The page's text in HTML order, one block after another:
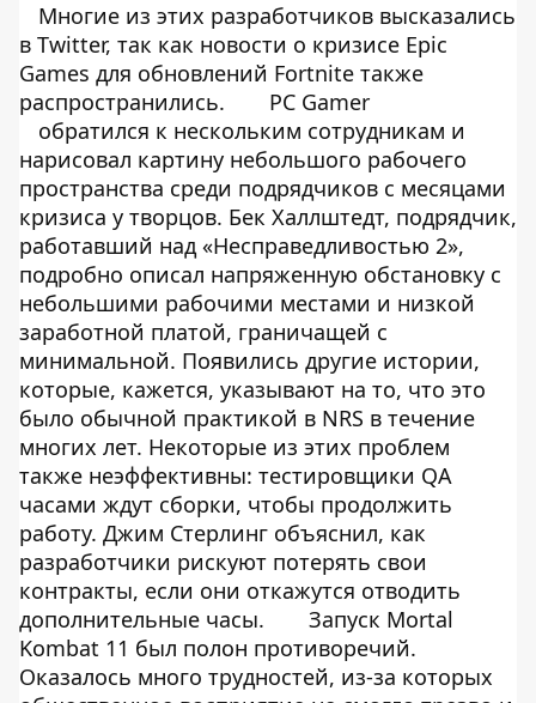
Многие из этих разработчиков высказались
в Twitter, так как новости о кризисе Epic
Games для обновлений Fortnite также
распространились.
PC Gamer
обратился к нескольким сотрудникам и
нарисовал картину небольшого рабочего
пространства среди подрядчиков с месяцами
кризиса у творцов. Бек Халлштедт, подрядчик,
работавший над «Несправедливостью 2»,
подробно описал напряженную обстановку с
небольшими рабочими местами и низкой
заработной платой, граничащей с
минимальной. Появились другие истории,
которые, кажется, указывают на то, что это
было обычной практикой в ​​NRS в течение
многих лет. Некоторые из этих проблем
также неэффективны: тестировщики QA
часами ждут сборки, чтобы продолжить
работу. Джим Стерлинг объяснил, как
разработчики рискуют потерять свои
контракты, если они откажутся отводить
дополнительные часы.
Запуск Mortal
Kombat 11 был полон противоречий.
Оказалось много трудностей, из-за которых